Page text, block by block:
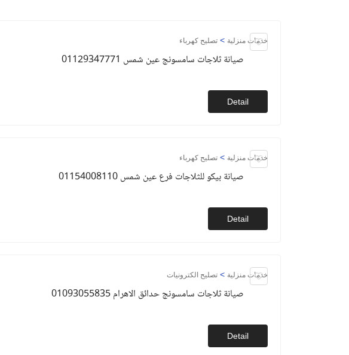
خدمات منزلية > تصليح كهرباء
صيانة ثلاجات سامسونج عين شمس 01129347771
Detail
خدمات منزلية > تصليح كهرباء
صيانة بيكو للثلاجات فرع عين شمس 01154008110
Detail
خدمات منزلية > تصليح الكترونيات
صيانة ثلاجات سامسونج حدائق الاهرام 01093055835
Detail